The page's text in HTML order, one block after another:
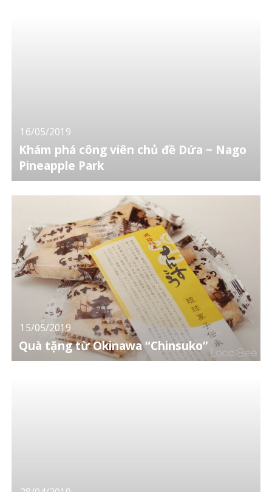
16/05/2019
Khám phá công viên chủ đề Dứa ~ Nago
Pineapple Park
15/05/2019
Quà tặng từ Okinawa “Chinsuko”